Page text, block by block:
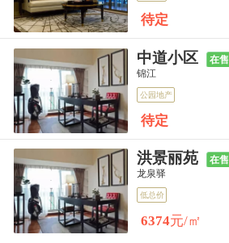
待定
中道小区
在售
锦江
公园地产
待定
洪景丽苑
在售
龙泉驿
低总价
6374元/㎡